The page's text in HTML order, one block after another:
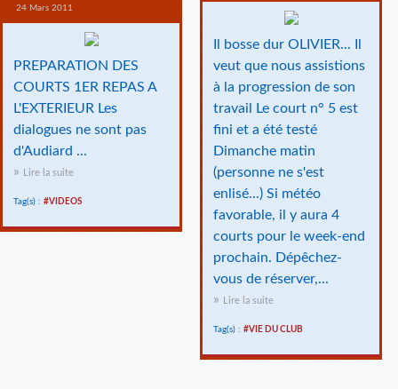
24 Mars 2011
PREPARATION DES
COURTS 1ER REPAS A
L'EXTERIEUR Les
dialogues ne sont pas
d'Audiard ...
Lire la suite
Tag(s) : #VIDEOS
Il bosse dur OLIVIER... Il
veut que nous assistions
à la progression de son
travail Le court n° 5 est
fini et a été testé
Dimanche matin
(personne ne s'est
enlisé...) Si météo
favorable, il y aura 4
courts pour le week-end
prochain. Dépêchez-
vous de réserver,...
Lire la suite
Tag(s) : #VIE DU CLUB